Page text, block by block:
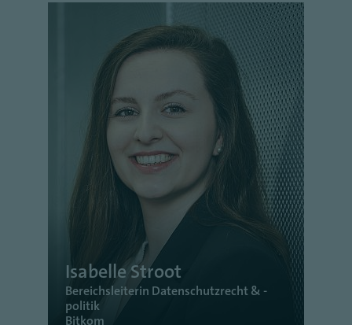
Isabelle Stroot
Bereichsleiterin Datenschutzrecht & -
politik
Bitkom